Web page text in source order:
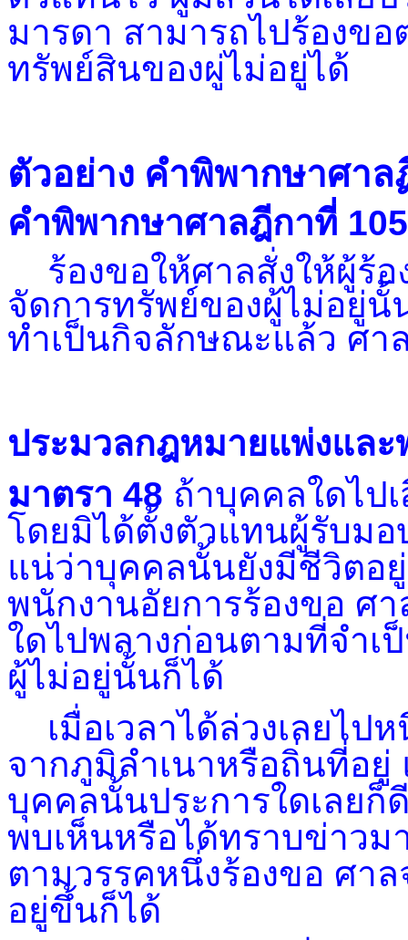
มารดา สามารถไปร้องข
ทรัพย์สินของผู่ไม่อยู่ได้
ตัวอย่าง คำพิพากษาศา
คำพิพากษาศาลฎีกาที่
ร้องขอให้ศาลสั่งให้ผู้ร้อ
จัดการทรัพย์ของผู้ไม่อยู่นั้
ทำเป็นกิจลักษณะแล้ว ศา
ประมวลกฎหมายแพ่งแล
มาตรา 48 ถ้าบุคคลใดไป
โดยมิได้ตั้งตัวแทนผู้รับมอ
แน่ว่าบุคคลนั้นยังมีชีวิตอ
พนักงานอัยการร้องขอ ศ
ใดไปพลางก่อนตามที่จำเ
ผู้ไม่อยู่นั้นก็ได้
เมื่อเวลาได้ล่วงเลยไป
จากภูมิลำเนาหรือถิ่นที่อยู่
บุคคลนั้นประการใดเลย
พบเห็นหรือได้ทราบข่าวม
ตามวรรคหนึ่งร้องขอ ศา
อยู่ขึ้นก็ได้